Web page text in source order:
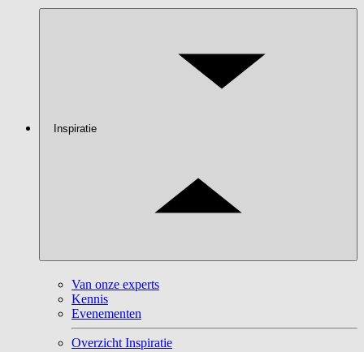
Inspiratie
Van onze experts
Kennis
Evenementen
Overzicht Inspiratie